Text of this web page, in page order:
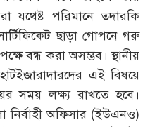
যথেষ্ট পরিমানে তদারকি
ছাড়া গোপনে গরু
বন্ধ করা অসম্ভব। স্থানীয়
এই বিষয়ে
সময় লক্ষ্য রাখতে হবে।
নির্বাহী অফিসার (ইউএনও)